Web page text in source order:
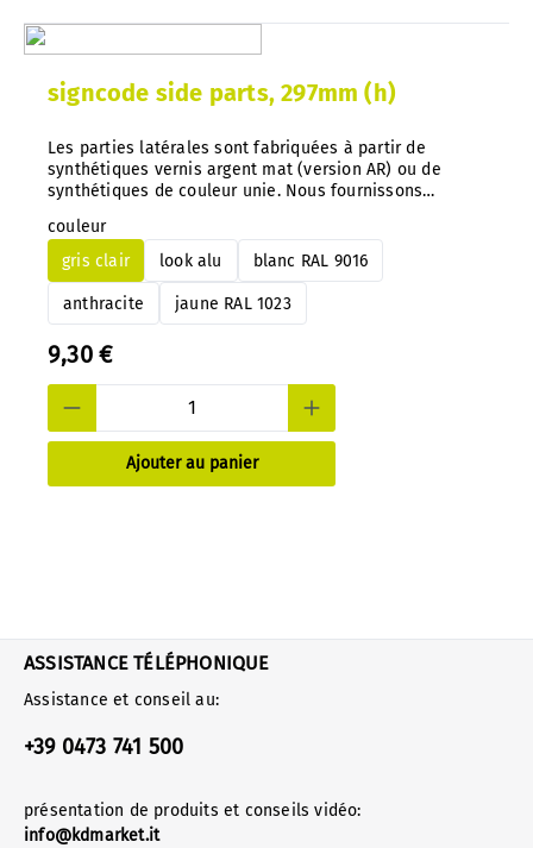
signcode side parts, 297mm (h)
Les parties latérales sont fabriquées à partir de
synthétiques vernis argent mat (version AR) ou de
synthétiques de couleur unie. Nous fournissons
important : Avec notre système, vous pouvez à tout
moment échanger les indications de couleur
directement sur les panneaux montés.
couleur
gris clair
look alu blanc RAL 9016
anthracite jaune RAL 1023
9,30 €
Ajouter au panier
ASSISTANCE TÉLÉPHONIQUE
Assistance et conseil au:
+39 0473 741 500
présentation de produits et conseils vidéo:
info@kdmarket.it